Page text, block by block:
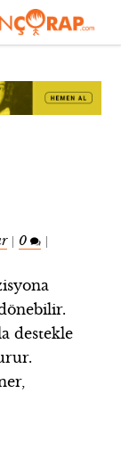
| 0 |
destekle